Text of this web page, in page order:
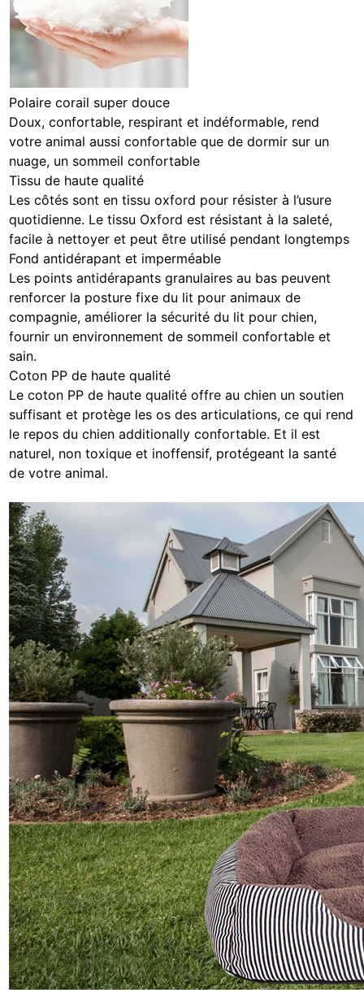
Polaire corail super douce
Doux, confortable, respirant et indéformable, rend
votre animal aussi confortable que de dormir sur un
nuage, un sommeil confortable
Tissu de haute qualité
Les côtés sont en tissu oxford pour résister à l’usure
quotidienne. Le tissu Oxford est résistant à la saleté,
facile à nettoyer et peut être utilisé pendant longtemps
Fond antidérapant et imperméable
Les points antidérapants granulaires au bas peuvent
renforcer la posture fixe du lit pour animaux de
compagnie, améliorer la sécurité du lit pour chien,
fournir un environnement de sommeil confortable et
sain.
Coton PP de haute qualité
Le coton PP de haute qualité offre au chien un soutien
suffisant et protège les os des articulations, ce qui rend
le repos du chien additionally confortable. Et il est
naturel, non toxique et inoffensif, protégeant la santé
de votre animal.